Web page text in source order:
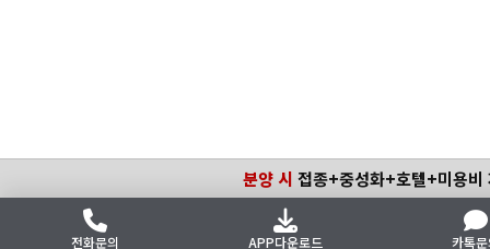
분양 시 접종+중성화+호텔+미용비
전화문의 APP다운로드 카톡